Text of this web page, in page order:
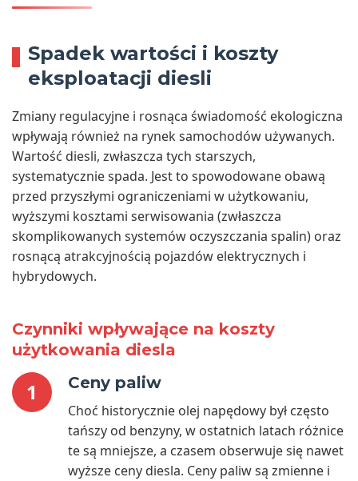
Spadek wartości i koszty
eksploatacji diesli
Zmiany regulacyjne i rosnąca świadomość ekologiczna
wpływają również na rynek samochodów używanych.
Wartość diesli, zwłaszcza tych starszych,
systematycznie spada. Jest to spowodowane obawą
przed przyszłymi ograniczeniami w użytkowaniu,
wyższymi kosztami serwisowania (zwłaszcza
skomplikowanych systemów oczyszczania spalin) oraz
rosnącą atrakcyjnością pojazdów elektrycznych i
hybrydowych.
Czynniki wpływające na koszty
użytkowania diesla
1 Ceny paliw
Choć historycznie olej napędowy był często
tańszy od benzyny, w ostatnich latach różnice
te są mniejsze, a czasem obserwuje się nawet
wyższe ceny diesla. Ceny paliw są zmienne i